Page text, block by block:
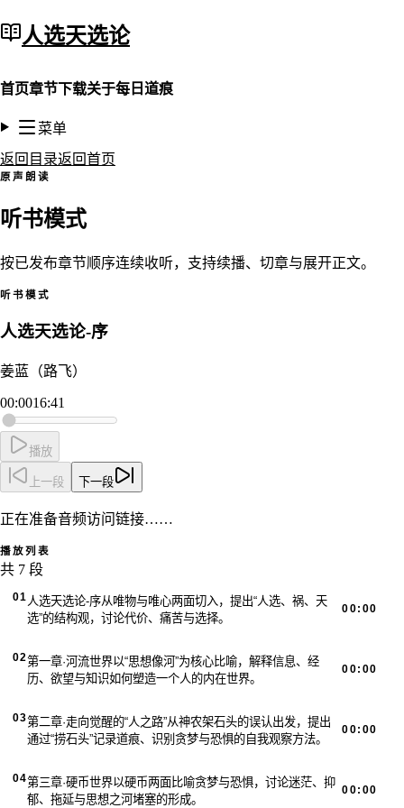
人选天选论
首页章节下载关于每日道痕
菜单
返回目录返回首页
原声朗读
听书模式
按已发布章节顺序连续收听，支持续播、切章与展开正文。
听书模式
人选天选论-序
姜蓝（路飞）
00:0016:41
播放
上一段 下一段
正在准备音频访问链接……
播放列表
共 7 段
01人选天选论-序从唯物与唯心两面切入，提出“人选、祸、天
选”的结构观，讨论代价、痛苦与选择。
00:00
02第一章·河流世界以“思想像河”为核心比喻，解释信息、经
历、欲望与知识如何塑造一个人的内在世界。
00:00
03第二章·走向觉醒的“人之路”从神农架石头的误认出发，提出
通过“捞石头”记录道痕、识别贪梦与恐惧的自我观察方法。
00:00
04第三章·硬币世界以硬币两面比喻贪梦与恐惧，讨论迷茫、抑
郁、拖延与思想之河堵塞的形成。
00:00